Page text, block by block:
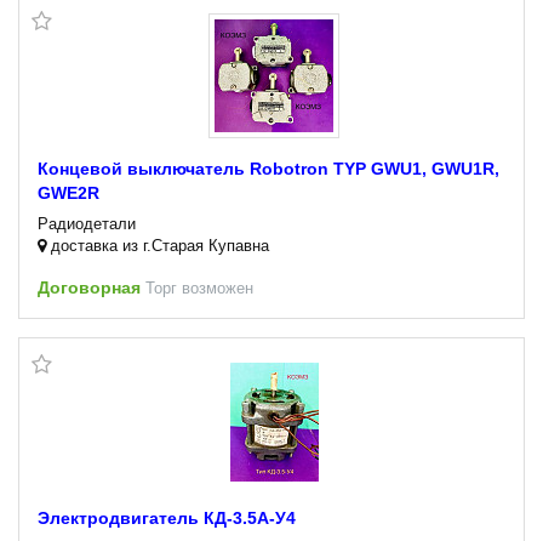
Концевой выключатель Robotron TYP GWU1, GWU1R,
GWE2R
Радиодетали
доставка из г.Старая Купавна
Договорная Торг возможен
Электродвигатель КД-3.5А-У4